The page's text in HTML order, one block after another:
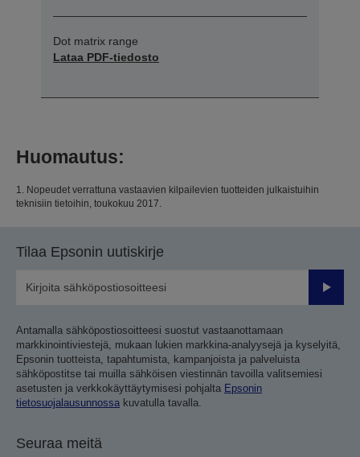
Dot matrix range
Lataa PDF-tiedosto
Huomautus:
1. Nopeudet verrattuna vastaavien kilpailevien tuotteiden julkaistuihin
teknisiin tietoihin, toukokuu 2017.
Tilaa Epsonin uutiskirje
Lähetä
Antamalla sähköpostiosoitteesi suostut vastaanottamaan
markkinointiviestejä, mukaan lukien markkina-analyysejä ja kyselyitä,
Epsonin tuotteista, tapahtumista, kampanjoista ja palveluista
sähköpostitse tai muilla sähköisen viestinnän tavoilla valitsemiesi
asetusten ja verkkokäyttäytymisesi pohjalta Epsonin
tietosuojalausunnossa kuvatulla tavalla.
Seuraa meitä